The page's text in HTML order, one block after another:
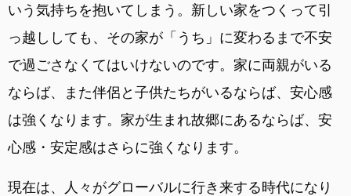
いう気持ちを抱いてしまう。新しい家をつくって引
っ越ししても、その家が「うち」に変わるまで不安
で過ごさなくてはいけないのです。家に両親がいる
ならば、また伴侶と子供たちがいるならば、安心感
は強くなります。家が生まれ故郷にあるならば、安
心感・安定感はさらに強くなります。
現在は、人々がグローバルに行き来する時代になり